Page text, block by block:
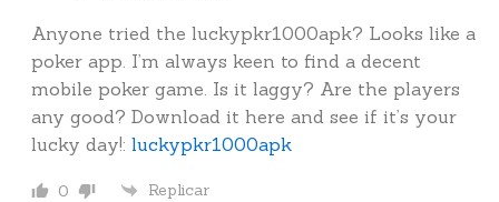
Anyone tried the luckypkr1000apk? Looks like a
poker app. I’m always keen to find a decent
mobile poker game. Is it laggy? Are the players
any good? Download it here and see if it’s your
lucky day!: luckypkr1000apk
0 Replicar